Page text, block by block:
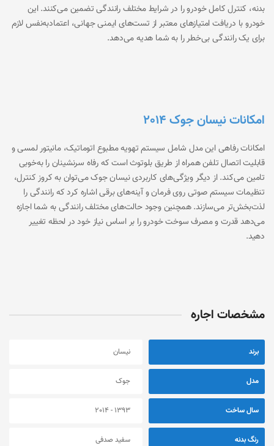
بدنه، کنترل کامل خودرو را در شرایط مختلف رانندگی تضمین می‌کنند. این
خودرو با دریافت امتیازهای معتبر از تست‌های ایمنی جهانی، اعتمادبه‌نفس لازم
برای یک رانندگی بی‌خطر را به شما هدیه می‌دهد.
امکانات نیسان جوک 2014
امکانات رفاهی این مدل شامل سیستم تهویه مطبوع اتوماتیک، مانیتور لمسی و
قابلیت اتصال تلفن همراه از طریق بلوتوث است که رفاه سرنشینان را به‌خوبی
تامین می‌کند. از دیگر ویژگی‌های کاربردی نیسان جوک می‌توان به کروز کنترل،
تنظیمات سیستم صوتی روی فرمان و آینه‌های برقی اشاره کرد که رانندگی را
لذت‌بخش‌تر می‌سازند. همچنین وجود حالت‌های مختلف رانندگی به شما اجازه
می‌دهد قدرت و مصرف سوخت خودرو را بر اساس نیاز خود در لحظه تغییر
دهید.
مشخصات اجاره
برند نیسان
مدل جوک
سال ساخت 1393 - 2014
رنگ بدنه سفید صدفی